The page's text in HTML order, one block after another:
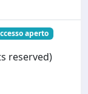
aperto
reserved)